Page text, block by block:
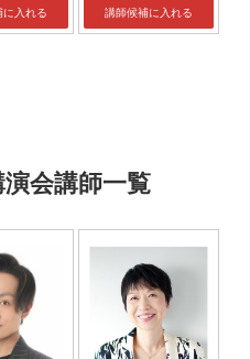
入れる 講師候補に入れる
会講師一覧